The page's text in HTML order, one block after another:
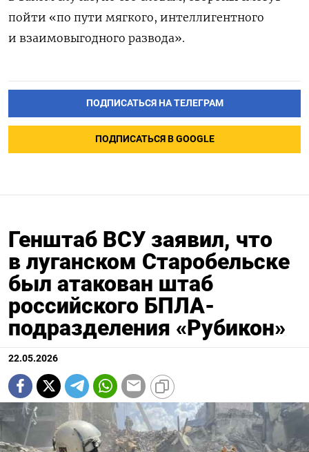
пойти «по пути мягкого, интеллигентного
и взаимовыгодного развода».
ПОДПИСАТЬСЯ НА ТЕЛЕГРАМ
ПОДПИСАТЬСЯ В GOOGLE
Генштаб ВСУ заявил, что
в луганском Старобельске
был атакован штаб
российского БПЛА-
подразделения «Рубикон»
22.05.2026